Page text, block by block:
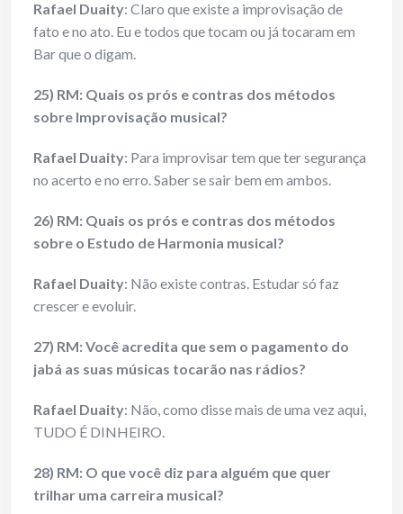
Rafael Duaity: Claro que existe a improvisação de
fato e no ato. Eu e todos que tocam ou já tocaram em
Bar que o digam.
25) RM: Quais os prós e contras dos métodos
sobre Improvisação musical?
Rafael Duaity: Para improvisar tem que ter segurança
no acerto e no erro. Saber se sair bem em ambos.
26) RM: Quais os prós e contras dos métodos
sobre o Estudo de Harmonia musical?
Rafael Duaity: Não existe contras. Estudar só faz
crescer e evoluir.
27) RM: Você acredita que sem o pagamento do
jabá as suas músicas tocarão nas rádios?
Rafael Duaity: Não, como disse mais de uma vez aqui,
TUDO É DINHEIRO.
28) RM: O que você diz para alguém que quer
trilhar uma carreira musical?